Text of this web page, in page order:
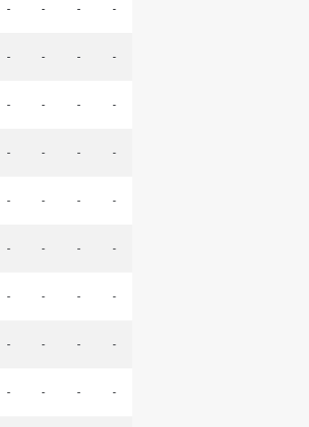
- - - -
- - - -
- - - -
- - - -
- - - -
- - - -
- - - -
- - - -
- - - -